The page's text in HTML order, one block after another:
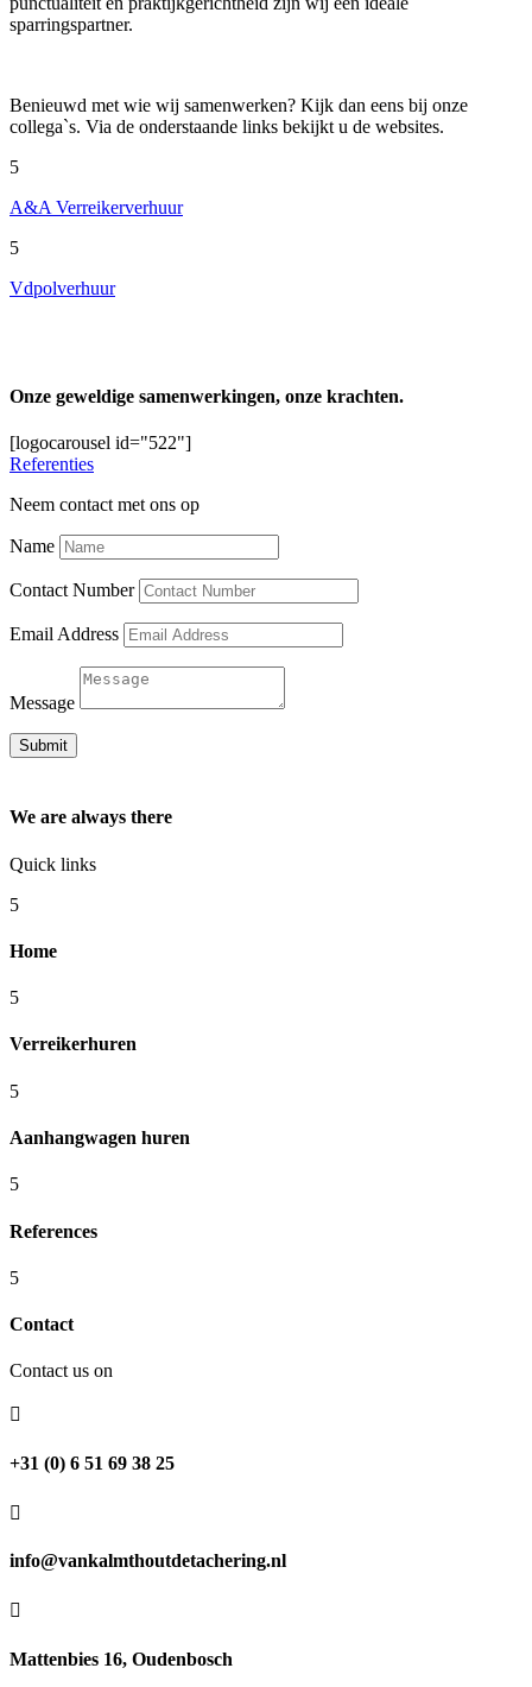
sparringspartner.
Benieuwd met wie wij samenwerken? Kijk dan eens bij onze
collega`s. Via de onderstaande links bekijkt u de websites.
5
A&A Verreikerverhuur
5
Vdpolverhuur
Onze geweldige samenwerkingen, onze krachten.
[logocarousel id="522"]
Referenties
Neem contact met ons op
Name
Contact Number
Email Address
Message
Submit
en
Betrouwbaar
De
van
en
is
maar
waardevol.
biedt
in
aantrekkelijk
technologie
zorgt
een
en
speelervaring.
Favoriet
van
Nederland
Nederlandse
weten
kwaliteit
waarderen.
Luck
is
ook
populaire
keuze
heel
land.
Ontdek
zoveel
kiezen
uitstekende
We are always there
Quick links
5
Home
5
Verreikerhuren
5
Aanhangwagen huren
5
References
5
Contact
Contact us on

+31 (0) 6 51 69 38 25

info@vankalmthoutdetachering.nl

Mattenbies 16, Oudenbosch